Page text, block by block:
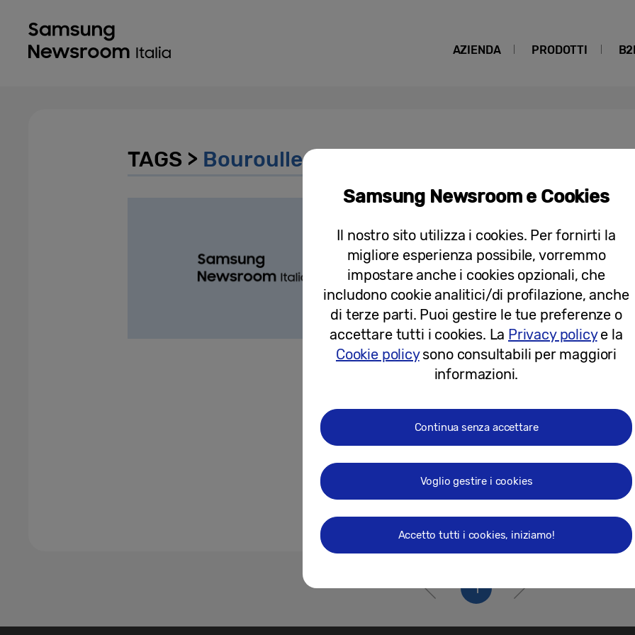
AZIENDA PRODOTTI
TAGS > Bouroullec
Comunicati stampa
Samsung annuncia l’arrivo in Italia
Ronan ed Erwan Bouroullec che
televisore
24-03-2016
1
Samsung Newsroom e Cookies
Il nostro sito utilizza i cookies. Per fornirti la
migliore esperienza possibile, vorremmo
impostare anche i cookies opzionali, che
includono cookie analitici/di profilazione, anche
di terze parti. Puoi gestire le tue preferenze o
accettare tutti i cookies. La Privacy policye la
Cookie policysono consultabili per maggiori
informazioni.
Continua senza accettare
Voglio gestire i cookies
Accetto tutti i cookies, iniziamo!